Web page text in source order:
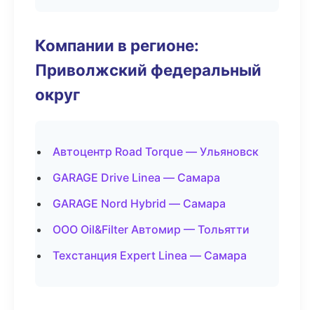
Компании в регионе:
Приволжский федеральный
округ
Автоцентр Road Torque — Ульяновск
GARAGE Drive Linea — Самара
GARAGE Nord Hybrid — Самара
ООО Oil&Filter Автомир — Тольятти
Техстанция Expert Linea — Самара